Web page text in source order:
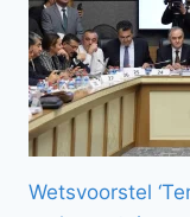
Wetsvoorstel